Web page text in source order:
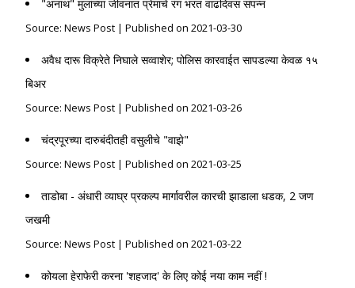
"अनाथ" मुलांच्या जीवनात प्रेमाचे रंग भरत वाढदिवस संपन्न
Source: News Post Published on 2021-03-30
अवैध दारू विक्रेते निघाले सव्वाशेर; पोलिस कारवाईत सापडल्या केवळ १५
बिअर
Source: News Post Published on 2021-03-26
चंद्रपूरच्या दारुबंदीतही वसुलीचे "वाझे"
Source: News Post Published on 2021-03-25
ताडोबा - अंधारी व्याघ्र प्रकल्प मार्गावरील कारची झाडाला धडक, 2 जण
जखमी
Source: News Post Published on 2021-03-22
कोयला हेराफेरी करना 'शहजाद' के लिए कोई नया काम नहीं !